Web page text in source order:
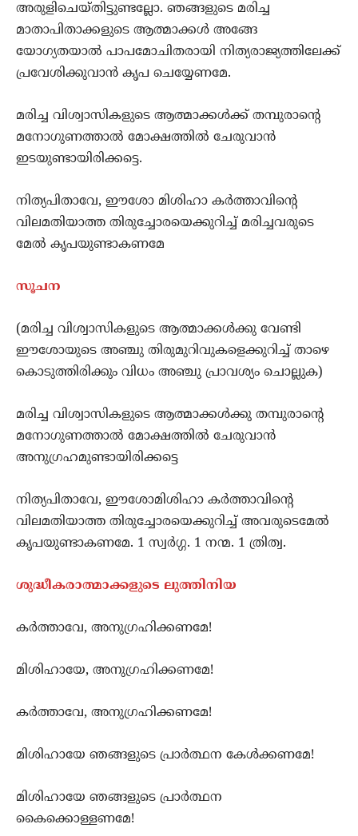
അരുളിചെയ്തിട്ടുണ്ടല്ലോ. ഞങ്ങളുടെ മരിച്ച
മാതാപിതാക്കളുടെ ആത്മാക്കള്‍ അങ്ങേ
യോഗ്യതയാല്‍ പാപമോചിതരായി നിത്യരാജ്യത്തിലേക്ക്
പ്രവേശിക്കുവാന്‍ കൃപ ചെയ്യേണമേ.
മരിച്ച വിശ്വാസികളുടെ ആത്മാക്കള്‍ക്ക് തമ്പുരാന്‍റെ
മനോഗുണത്താല്‍ മോക്ഷത്തില്‍ ചേരുവാന്‍
ഇടയുണ്ടായിരിക്കട്ടെ.
നിത്യപിതാവേ, ഈശോ മിശിഹാ കര്‍ത്താവിന്‍റെ
വിലമതിയാത്ത തിരുച്ചോരയെക്കുറിച്ച് മരിച്ചവരുടെ
മേല്‍ കൃപയുണ്ടാകണമേ
സൂചന
(മരിച്ച വിശ്വാസികളുടെ ആത്മാക്കള്‍ക്കു വേണ്ടി
ഈശോയുടെ അഞ്ചു തിരുമുറിവുകളെക്കുറിച്ച് താഴെ
കൊടുത്തിരിക്കും വിധം അഞ്ചു പ്രാവശ്യം ചൊല്ലുക)
മരിച്ച വിശ്വാസികളുടെ ആത്മാക്കള്‍ക്കു തമ്പുരാന്‍റെ
മനോഗുണത്താല്‍ മോക്ഷത്തില്‍ ചേരുവാൻ
അനുഗ്രഹമുണ്ടായിരിക്കട്ടെ
നിത്യപിതാവേ, ഈശോമിശിഹാ കര്‍ത്താവിന്‍റെ
വിലമതിയാത്ത തിരുച്ചോരയെക്കുറിച്ച് അവരുടെമേല്‍
കൃപയുണ്ടാകണമേ. 1 സ്വര്‍ഗ്ഗ. 1 നന്മ. 1 ത്രിത്വ.
ശുദ്ധീകരാത്മാക്കളുടെ ലുത്തിനിയ
കര്‍ത്താവേ, അനുഗ്രഹിക്കണമേ!
മിശിഹായേ, അനുഗ്രഹിക്കണമേ!
കര്‍ത്താവേ, അനുഗ്രഹിക്കണമേ!
മിശിഹായേ ഞങ്ങളുടെ പ്രാര്‍ത്ഥന കേള്‍ക്കണമേ!
മിശിഹായേ ഞങ്ങളുടെ പ്രാര്‍ത്ഥന
കൈക്കൊള്ളണമേ!